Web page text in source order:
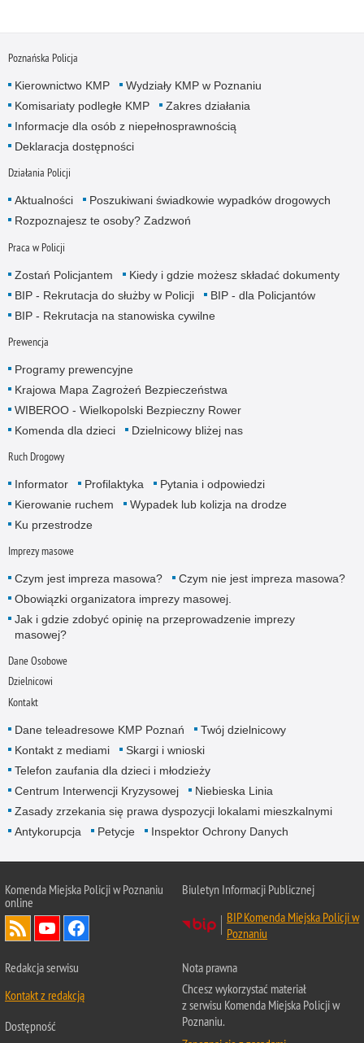
Poznańska Policja
Kierownictwo KMP
Wydziały KMP w Poznaniu
Komisariaty podległe KMP
Zakres działania
Informacje dla osób z niepełnosprawnością
Deklaracja dostępności
Działania Policji
Aktualności
Poszukiwani świadkowie wypadków drogowych
Rozpoznajesz te osoby? Zadzwoń
Praca w Policji
Zostań Policjantem
Kiedy i gdzie możesz składać dokumenty
BIP - Rekrutacja do służby w Policji
BIP - dla Policjantów
BIP - Rekrutacja na stanowiska cywilne
Prewencja
Programy prewencyjne
Krajowa Mapa Zagrożeń Bezpieczeństwa
WIBEROO - Wielkopolski Bezpieczny Rower
Komenda dla dzieci
Dzielnicowy bliżej nas
Ruch Drogowy
Informator Profilaktyka
Pytania i odpowiedzi
Kierowanie ruchem
Wypadek lub kolizja na drodze
Ku przestrodze
Imprezy masowe
Czym jest impreza masowa?
Czym nie jest impreza masowa?
Obowiązki organizatora imprezy masowej.
Jak i gdzie zdobyć opinię na przeprowadzenie imprezy
masowej?
Dane Osobowe
Dzielnicowi
Kontakt
Dane teleadresowe KMP Poznań
Twój dzielnicowy
Kontakt z mediami
Skargi i wnioski
Telefon zaufania dla dzieci i młodzieży
Centrum Interwencji Kryzysowej
Niebieska Linia
Zasady zrzekania się prawa dyspozycji lokalami mieszkalnymi
Antykorupcja
Petycje Inspektor Ochrony Danych
Komenda Miejska Policji w Poznaniu
online
Biuletyn Informacji Publicznej
BIP Komenda Miejska Policji w
Poznaniu
Redakcja serwisu
Kontakt z redakcją
Dostępność
Nota prawna
Chcesz wykorzystać materiał
z serwisu Komenda Miejska Policji w
Poznaniu.